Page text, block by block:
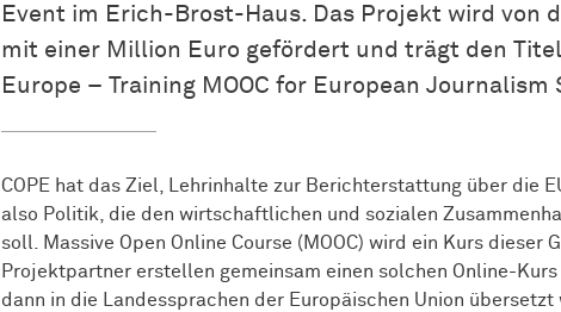
Event im Erich-Brost-Haus. Das Projekt wird von
mit einer Million Euro gefördert und trägt den Titel
Europe – Training MOOC for European Journalism
COPE hat das Ziel, Lehrinhalte zur Berichterstattung über die
also Politik, die den wirtschaftlichen und sozialen
soll. Massive Open Online Course (MOOC) wird ein Kurs dieser
Projektpartner erstellen gemeinsam einen solchen Online-
dann in die Landessprachen der Europäischen Union